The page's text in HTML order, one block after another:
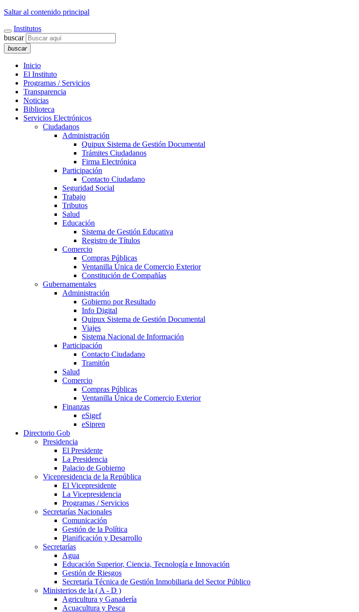
Saltar al contenido principal
Institutos
buscar
buscar
Inicio
El Instituto
Programas / Servicios
Transparencia
Noticias
Biblioteca
Servicios Electrónicos
Ciudadanos
Administración
Quipux Sistema de Gestión Documental
Trámites Ciudadanos
Firma Electrónica
Participación
Contacto Ciudadano
Seguridad Social
Trabajo
Tributos
Salud
Educación
Sistema de Gestión Educativa
Registro de Títulos
Comercio
Compras Públicas
Ventanilla Única de Comercio Exterior
Constitución de Compañías
Gubernamentales
Administración
Gobierno por Resultado
Info Digital
Quipux Sistema de Gestión Documental
Viajes
Sistema Nacional de Información
Participación
Contacto Ciudadano
Tramitón
Salud
Comercio
Compras Públicas
Ventanilla Única de Comercio Exterior
Finanzas
eSigef
eSipren
Directorio Gob
Presidencia
El Presidente
La Presidencia
Palacio de Gobierno
Vicepresidencia de la República
El Vicepresidente
La Vicepresidencia
Programas / Servicios
Secretarías Nacionales
Comunicación
Gestión de la Política
Planificación y Desarrollo
Secretarías
Agua
Educación Superior, Ciencia, Tecnología e Innovación
Gestión de Riesgos
Secretaría Técnica de Gestión Inmobiliaria del Sector Público
Ministerios de la ( A - D )
Agricultura y Ganadería
Acuacultura y Pesca